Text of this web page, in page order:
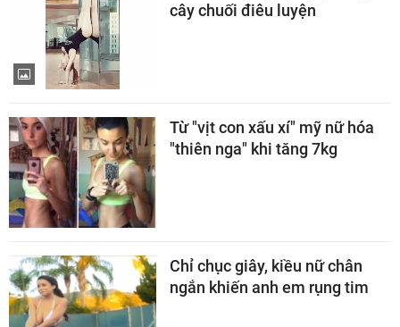
cây chuối điêu luyện
Từ "vịt con xấu xí" mỹ nữ hóa
"thiên nga" khi tăng 7kg
Chỉ chục giây, kiều nữ chân
ngắn khiến anh em rụng tim